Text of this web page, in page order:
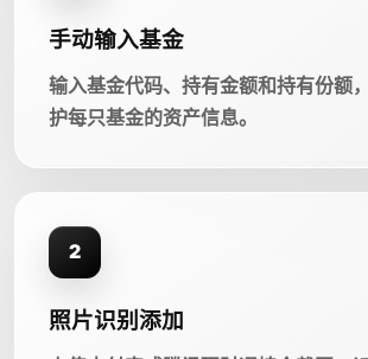
手动输入基金
输入基金代码、持有金额和持有份额
护每只基金的资产信息。
2
照片识别添加